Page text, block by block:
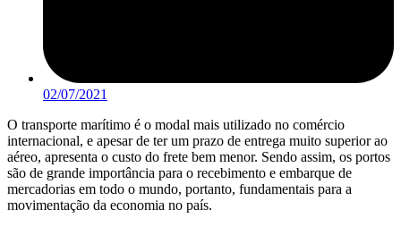
02/07/2021
O transporte marítimo é o modal mais utilizado no comércio
internacional, e apesar de ter um prazo de entrega muito superior ao
aéreo, apresenta o custo do frete bem menor. Sendo assim, os portos
são de grande importância para o recebimento e embarque de
mercadorias em todo o mundo, portanto, fundamentais para a
movimentação da economia no país.